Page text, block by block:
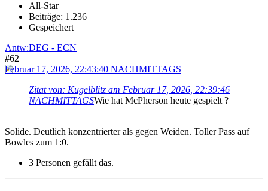
All-Star
Beiträge: 1.236
Gespeichert
Antw:DEG - ECN
#62
Februar 17, 2026, 22:43:40 NACHMITTAGS
Zitat von: Kugelblitz am Februar 17, 2026, 22:39:46
NACHMITTAGSWie hat McPherson heute gespielt ?
Solide. Deutlich konzentrierter als gegen Weiden. Toller Pass auf
Bowles zum 1:0.
3 Personen gefällt das.